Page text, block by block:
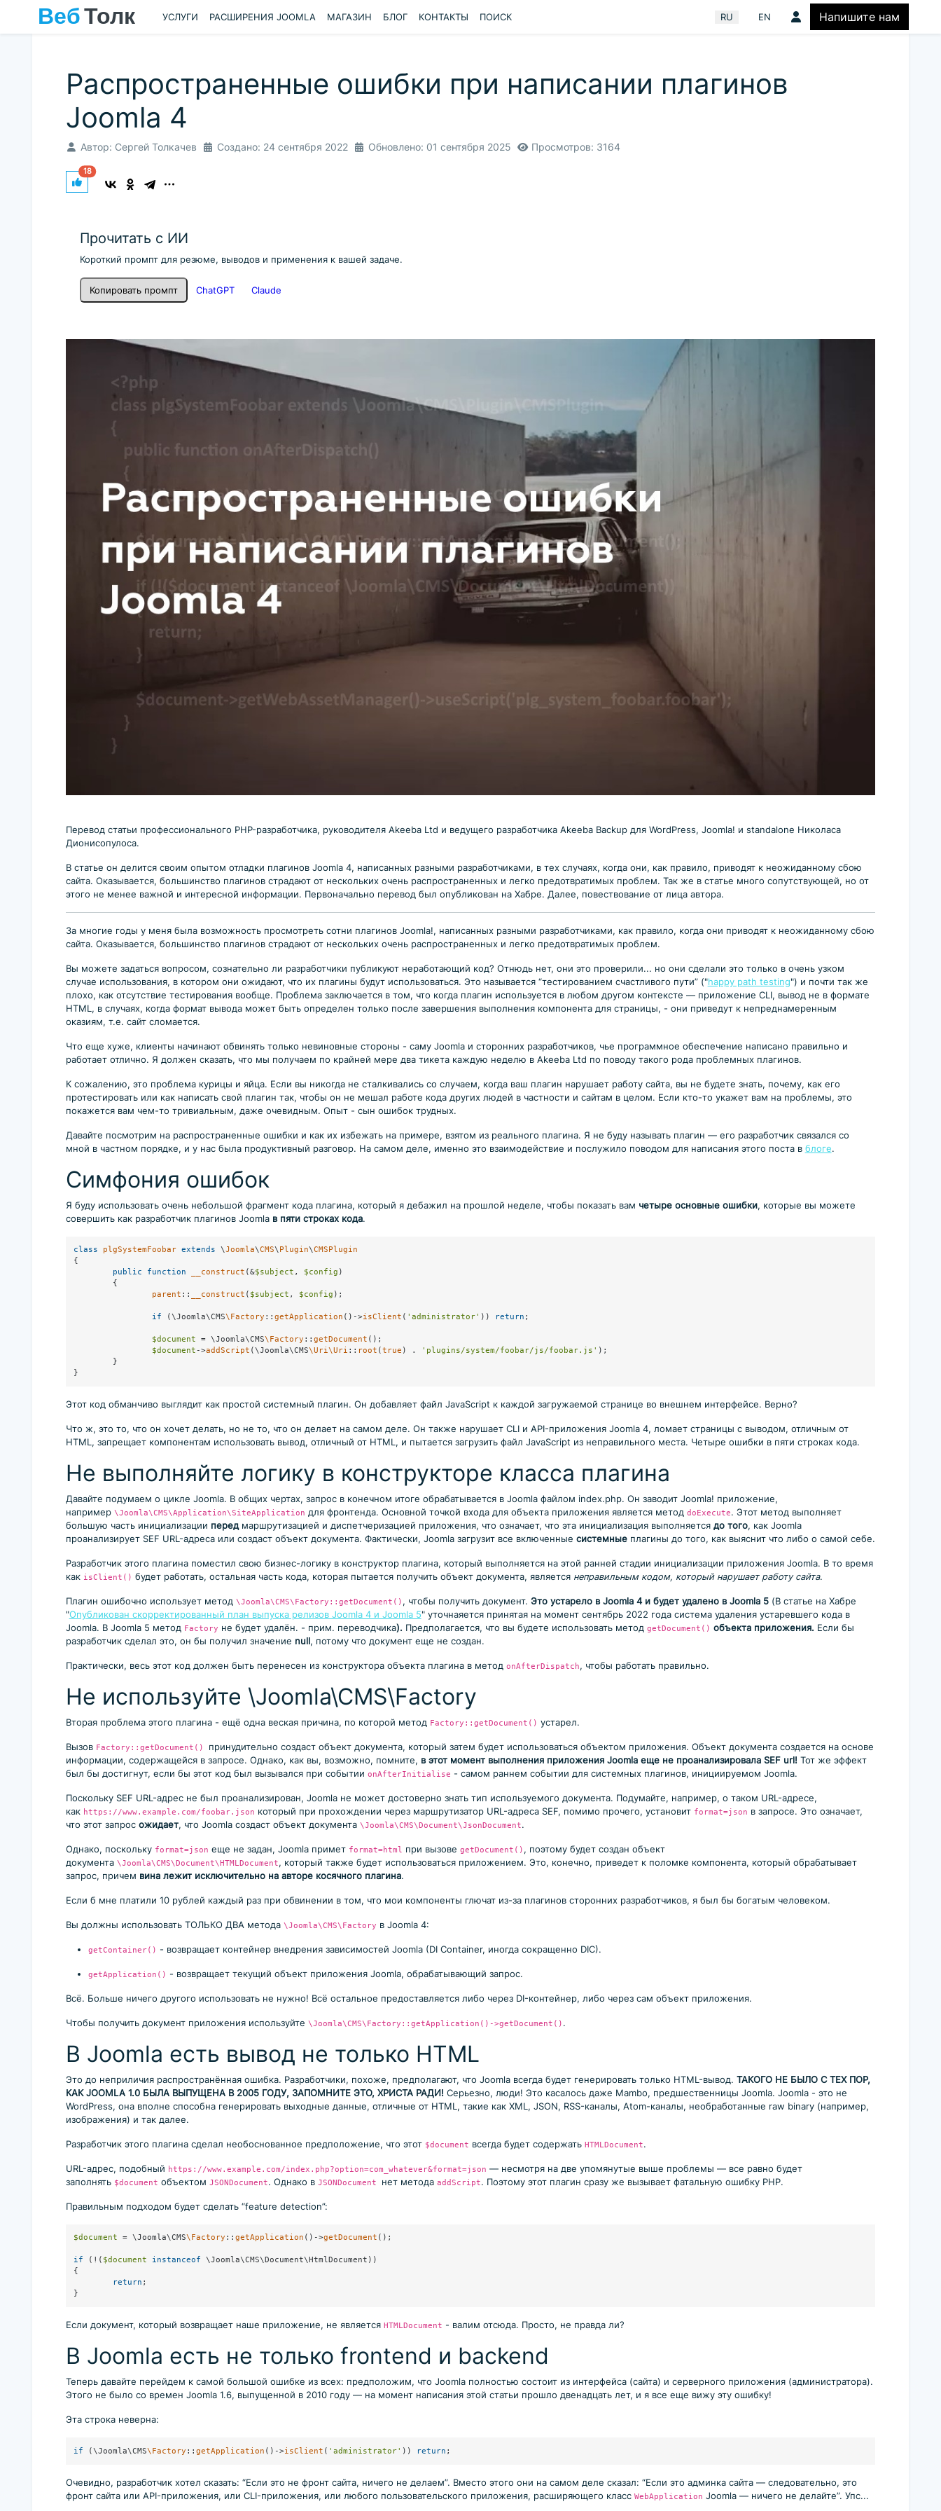
УСЛУГИ РАСШИРЕНИЯ JOOMLA МАГАЗИН БЛОГ КОНТАКТЫ ПОИСК Выберите язык
RU EN Напишите нам
Распространенные ошибки при написании плагинов
Joomla 4
Автор: Сергей Толкачев Создано: 24 сентября 2022 Обновлено: 01 сентября 2025 Просмотров: 3164
18
Прочитать с ИИ
Короткий промпт для резюме, выводов и применения к вашей задаче.
Копировать промпт ChatGPT Claude
Перевод статьи профессионального PHP-разработчика, руководителя Akeeba Ltd и ведущего разработчика Akeeba Backup для WordPress, Joomla! и standalone Николаса
Дионисопулоса.
В статье он делится своим опытом отладки плагинов Joomla 4, написанных разными разработчиками, в тех случаях, когда они, как правило, приводят к неожиданному сбою
сайта. Оказывается, большинство плагинов страдают от нескольких очень распространенных и легко предотвратимых проблем. Так же в статье много сопутствующей, но от
этого не менее важной и интересной информации. Первоначально перевод был опубликован на Хабре. Далее, повествование от лица автора.
За многие годы у меня была возможность просмотреть сотни плагинов Joomla!, написанных разными разработчиками, как правило, когда они приводят к неожиданному сбою
сайта. Оказывается, большинство плагинов страдают от нескольких очень распространенных и легко предотвратимых проблем.
Вы можете задаться вопросом, сознательно ли разработчики публикуют неработающий код? Отнюдь нет, они это проверили... но они сделали это только в очень узком
случае использования, в котором они ожидают, что их плагины будут использоваться. Это называется “тестированием счастливого пути” ("happy path testing") и почти так же
плохо, как отсутствие тестирования вообще. Проблема заключается в том, что когда плагин используется в любом другом контексте — приложение CLI, вывод не в формате
HTML, в случаях, когда формат вывода может быть определен только после завершения выполнения компонента для страницы, - они приведут к непреднамеренным
оказиям, т.е. сайт сломается.
Что еще хуже, клиенты начинают обвинять только невиновные стороны - саму Joomla и сторонних разработчиков, чье программное обеспечение написано правильно и
работает отлично. Я должен сказать, что мы получаем по крайней мере два тикета каждую неделю в Akeeba Ltd по поводу такого рода проблемных плагинов.
К сожалению, это проблема курицы и яйца. Если вы никогда не сталкивались со случаем, когда ваш плагин нарушает работу сайта, вы не будете знать, почему, как его
протестировать или как написать свой плагин так, чтобы он не мешал работе кода других людей в частности и сайтам в целом. Если кто-то укажет вам на проблемы, это
покажется вам чем-то тривиальным, даже очевидным. Опыт - сын ошибок трудных.
Давайте посмотрим на распространенные ошибки и как их избежать на примере, взятом из реального плагина. Я не буду называть плагин — его разработчик связался со
мной в частном порядке, и у нас была продуктивный разговор. На самом деле, именно это взаимодействие и послужило поводом для написания этого поста в блоге.
Симфония ошибок
Я буду использовать очень небольшой фрагмент кода плагина, который я дебажил на прошлой неделе, чтобы показать вам четыре основные ошибки, которые вы можете
совершить как разработчик плагинов Joomla в пяти строках кода.
class plgSystemFoobar extends \Joomla\CMS\ Plugin\CMSPlugin
{
public
function __construct (&$subject , $config )
{
parent :: __construct ( $subject , $config );
if (\Joomla\CMS\Factory :: getApplication ()->isClient ( 'administrator' )) return ;
$document = \Joomla\CMS\Factory :: getDocument ();
$document ->addScript (\Joomla\CMS\Uri\Uri :: root (true ) . 'plugins/system/foobar/js/foobar.js' );
}
Этот код обманчиво выглядит как простой системный плагин. Он добавляет файл JavaScript к каждой загружаемой странице во внешнем интерфейсе. Верно?
Что ж, это то, что он хочет делать, но не то, что он делает на самом деле. Он также нарушает CLI и API-приложения Joomla 4, ломает страницы с выводом, отличным от
HTML, запрещает компонентам использовать вывод, отличный от HTML, и пытается загрузить файл JavaScript из неправильного места. Четыре ошибки в пяти строках кода.
Не выполняйте логику в конструкторе класса плагина
Давайте подумаем о цикле Joomla. В общих чертах, запрос в конечном итоге обрабатывается в Joomla файлом index.php. Он заводит Joomla! приложение,
например \Joomla\CMS\Application\SiteApplication для фронтенда. Основной точкой входа для объекта приложения является метод doExecute. Этот метод выполняет
большую часть инициализации передмаршрутизацией и диспетчеризацией приложения, что означает, что эта инициализация выполняется до того, как Joomla
проанализирует SEF URL-адреса или создаст объект документа. Фактически, Joomla загрузит все включенные системныеплагины до того, как выяснит что либо о самой себе.
Разработчик этого плагина поместил свою бизнес-логику в конструктор плагина, который выполняется на этой ранней стадии инициализации приложения Joomla. В то время
как isClient() будет работать, остальная часть кода, которая пытается получить объект документа, является неправильным кодом, который нарушает работу сайта.
Плагин ошибочно использует метод \Joomla\CMS\Factory::getDocument() , чтобы получить документ. Это устарело в Joomla 4 и будет удалено в Joomla 5 (В статье на Хабре
"Опубликован скорректированный план выпуска релизов Joomla 4 и Joomla 5" уточнаяется принятая на момент сентябрь 2022 года система удаления устаревшего кода в
Joomla. В Joomla 5 метод Factory не будет удалён. - прим. переводчика). Предполагается, что вы будете использовать метод getDocument() объекта приложения. Если бы
разработчик сделал это, он бы получил значение null , потому что документ еще не создан.
Практически, весь этот код должен быть перенесен из конструктора объекта плагина в метод onAfterDispatch, чтобы работать правильно.
Не используйте \Joomla\CMS\Factory
Вторая проблема этого плагина - ещё одна веская причина, по которой метод Factory::getDocument() устарел.
Вызов Factory::getDocument()
принудительно создаст объект документа, который затем будет использоваться объектом приложения. Объект документа создается на основе
информации, содержащейся в запросе. Однако, как вы, возможно, помните, в этот момент выполнения приложения Joomla еще не проанализировала SEF url! Тот же эффект
был бы достигнут, если бы этот код был вызывался при событии onAfterInitialise - самом раннем событии для системных плагинов, инициируемом Joomla.
Поскольку SEF URL-адрес не был проанализирован, Joomla не может достоверно знать тип используемого документа. Подумайте, например, о таком URL-адресе,
как https://www.example.com/foobar.json который при прохождении через маршрутизатор URL-адреса SEF, помимо прочего, установит format=json в запросе. Это означает,
что этот запрос ожидает, что Joomla создаст объект документа \Joomla\CMS\Document\JsonDocument.
Однако, поскольку format=json еще не задан, Joomla примет format=html при вызове getDocument() , поэтому будет создан объект
документа \Joomla\CMS\Document\HTMLDocument, который также будет использоваться приложением. Это, конечно, приведет к поломке компонента, который обрабатывает
запрос, причем вина лежит исключительно на авторе косячного плагина.
Если б мне платили 10 рублей каждый раз при обвинении в том, что мои компоненты глючат из-за плагинов сторонних разработчиков, я был бы богатым человеком.
Вы должны использовать ТОЛЬКО ДВА метода \Joomla\CMS\Factory в Joomla 4:
getContainer() - возвращает контейнер внедрения зависимостей Joomla (DI Container, иногда сокращенно DIC).
getApplication() - возвращает текущий объект приложения Joomla, обрабатывающий запрос.
Всё. Больше ничего другого использовать не нужно! Всё остальное предоставляется либо через DI-контейнер, либо через сам объект приложения.
Чтобы получить документ приложения используйте \Joomla\CMS\Factory::getApplication()->getDocument() .
В Joomla есть вывод не только HTML
Это до неприличия распространённая ошибка. Разработчики, похоже, предполагают, что Joomla всегда будет генерировать только HTML-вывод. ТАКОГО НЕ БЫЛО С ТЕХ ПОР,
КАК JOOMLA 1.0 БЫЛА ВЫПУЩЕНА В 2005 ГОДУ, ЗАПОМНИТЕ ЭТО, ХРИСТА РАДИ! Серьезно, люди! Это касалось даже Mambo, предшественницы Joomla. Joomla - это не
WordPress, она вполне способна генерировать выходные данные, отличные от HTML, такие как XML, JSON, RSS-каналы, Atom-каналы, необработанные raw binary (например,
изображения) и так далее.
Разработчик этого плагина сделал необоснованное предположение, что этот $document всегда будет содержать HTMLDocument.
URL-адрес, подобный https://www.example.com/index.php?option=com_whatever&format=json — несмотря на две упомянутые выше проблемы — все равно будет
заполнять $document объектом JSONDocument. Однако в JSONDocument нет метода addScript. Поэтому этот плагин сразу же вызывает фатальную ошибку PHP.
Правильным подходом будет сделать “feature detection”:
$document = \Joomla\CMS\Factory :: getApplication ()->getDocument ();
if (!( $document instanceof \Joomla\CMS\Document\HtmlDocument))
{
return ;
}
Если документ, который возвращает наше приложение, не является HTMLDocument - валим отсюда. Просто, не правда ли?
В Joomla есть не только frontend и backend
Теперь давайте перейдем к самой большой ошибке из всех: предположим, что Joomla полностью состоит из интерфейса (сайта) и серверного приложения (администратора).
Этого не было со времен Joomla 1.6, выпущенной в 2010 году — на момент написания этой статьи прошло двенадцать лет, и я все еще вижу эту ошибку!
Эта строка неверна:
if (\Joomla\CMS\Factory :: getApplication ()->isClient ( 'administrator' )) return ;
Очевидно, разработчик хотел сказать: “Если это не фронт сайта, ничего не делаем”. Вместо этого они на самом деле сказал: “Если это админка сайта — следовательно, это
фронт сайта или API-приложения, или CLI-приложения, или любого пользовательского приложения, расширяющего класс WebApplication Joomla — ничего не делайте”. Упс...